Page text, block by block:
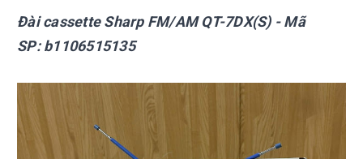
Đài cassette Sharp FM/AM QT-7DX(S)- Mã
SP:b1106515135